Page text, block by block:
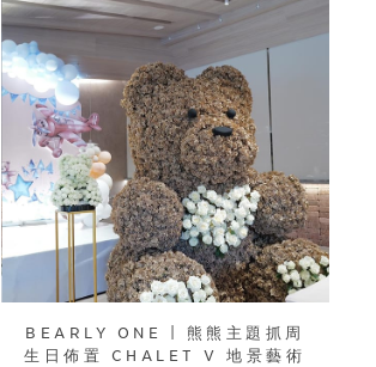
BEARLY ONE | 熊熊主題抓周
生日佈置 CHALET V 地景藝術